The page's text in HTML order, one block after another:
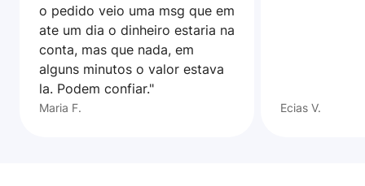
o pedido veio uma msg que em
ate um dia o dinheiro estaria na
conta, mas que nada, em
alguns minutos o valor estava
la. Podem confiar."
Maria F. Ecias V.